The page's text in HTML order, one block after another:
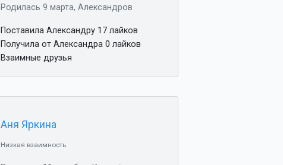
Родилась 9 марта, Александров
Поставила Александру 17 лайков
Получила от Александра 0 лайков
Взаимные друзья
Аня Яркина
Низкая взаимность